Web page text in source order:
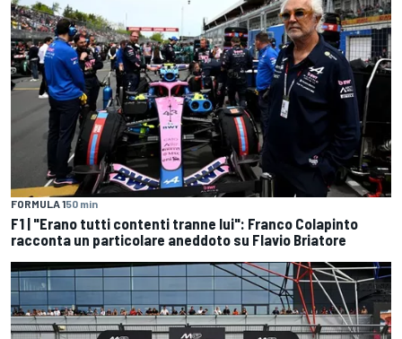
FORMULA 150 min
F1 | "Erano tutti contenti tranne lui": Franco Colapinto
racconta un particolare aneddoto su Flavio Briatore